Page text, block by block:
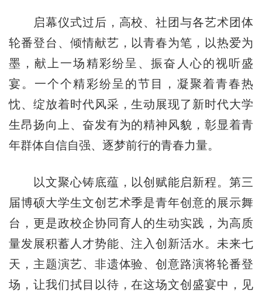
启幕仪式过后，高校、社团与各艺术团体
轮番登台、倾情献艺，以青春为笔，以热爱为
墨，献上一场精彩纷呈、振奋人心的视听盛
宴。一个个精彩纷呈的节目，凝聚着青春热
忱、绽放着时代风采，生动展现了新时代大学
生昂扬向上、奋发有为的精神风貌，彰显着青
年群体自信自强、逐梦前行的青春力量。
以文聚心铸底蕴，以创赋能启新程。第三
届博硕大学生文创艺术季是青年创意的展示舞
台，更是政校企协同育人的生动实践，为高质
量发展积蓄人才势能、注入创新活水。未来七
天，主题演艺、非遗体验、创意路演将轮番登
场，让我们拭目以待，在这场文创盛宴中，见